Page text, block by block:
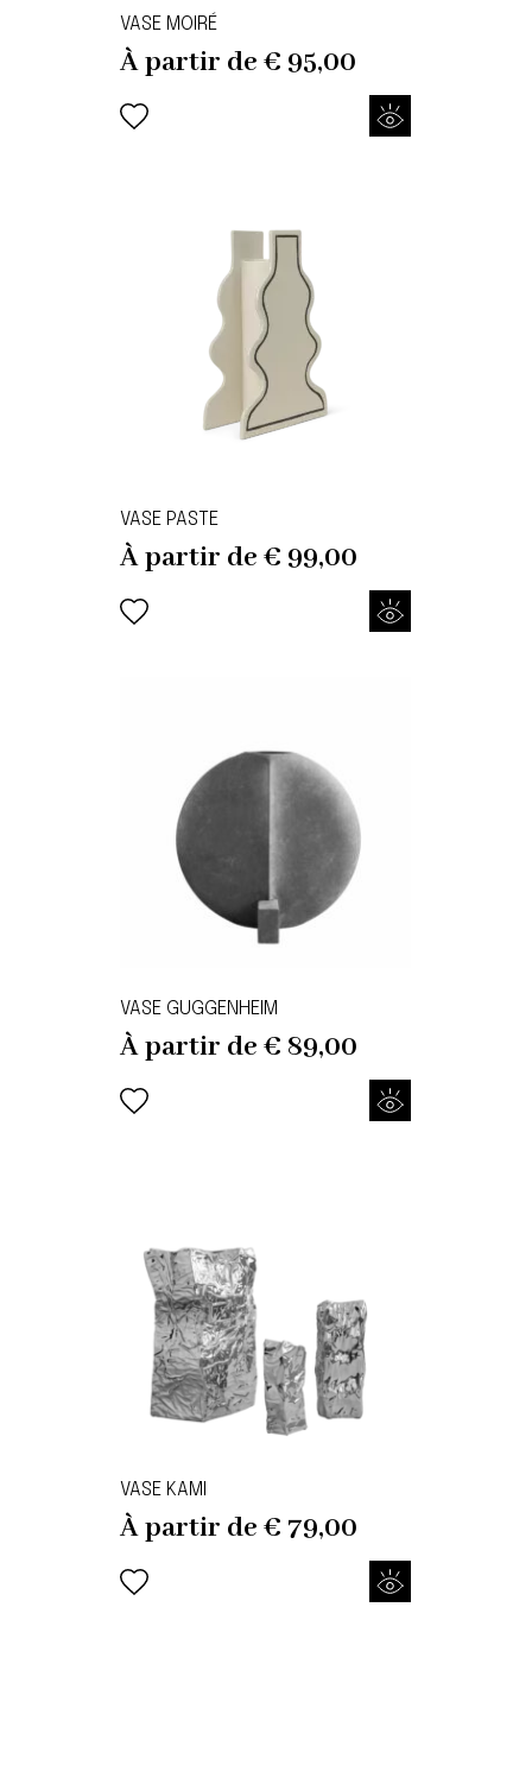
VASE MOIRÉ
À partir de€ 95,00
VASE PASTE
À partir de€ 99,00
VASE GUGGENHEIM
À partir de€ 89,00
VASE KAMI
À partir de€ 79,00